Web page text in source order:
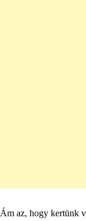
Ám az, hogy kertünk